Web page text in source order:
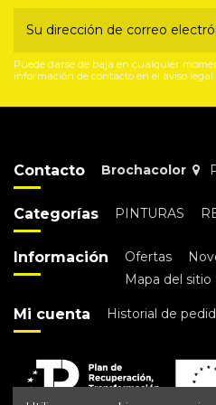
Puede darse de baja en cualquier
información de contacto en el aviso legal.
Contacto Brochacolor
Categorías PINTURAS
Información Ofertas
Mapa del sitio
Mi cuenta Historial de